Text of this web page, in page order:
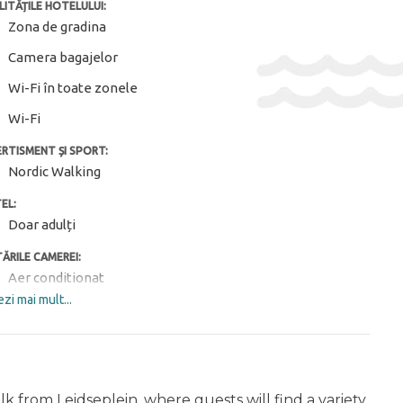
HOTELULUI:
Zona de gradina
Camera bagajelor
Wi-Fi în toate zonele
Wi-Fi
ȘI SPORT:
Nordic Walking
Doar adulți
CAMEREI:
Aer conditionat
Curățenie zilnică
Incalzire
mai mult...